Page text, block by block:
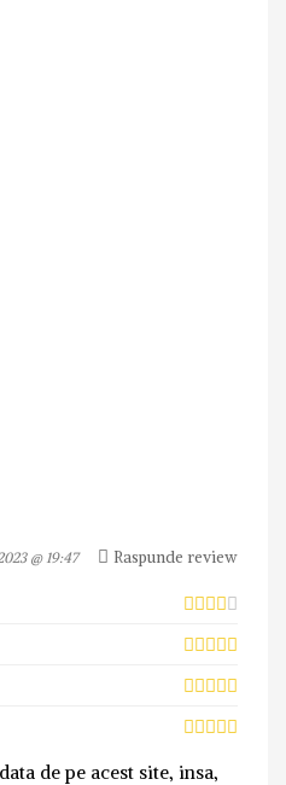
@ 19:47 Raspunde review
de pe acest site, insa,